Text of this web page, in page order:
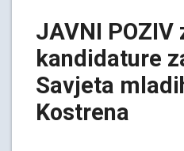
JAVNI
kandidature
Savjeta
Kostrena